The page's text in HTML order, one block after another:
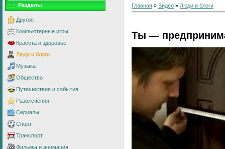
Разделы
Другое
Компьютерные игры
Красота и здоровье
Люди и блоги
Музыка
Общество
Путешествия и события
Развлечения
Сериалы
Спорт
Транспорт
Фильмы и анимация
Главная » Видео » Люди и блоги
Ты —